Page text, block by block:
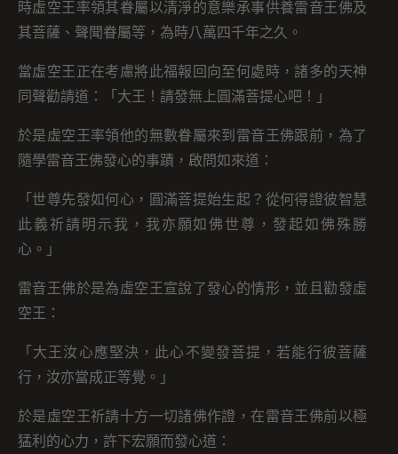
時虛空王率領其眷屬以清淨的意樂承事供養雷音王佛及
其菩薩、聲聞眷屬等，為時八萬四千年之久。
當虛空王正在考慮將此福報回向至何處時，諸多的天神
同聲勸請道：「大王！請發無上圓滿菩提心吧！」
於是虛空王率領他的無數眷屬來到雷音王佛跟前，為了
隨學雷音王佛發心的事蹟，啟問如來道：
「世尊先發如何心，圓滿菩提始生起？從何得證彼智慧
此義祈請明示我，我亦願如佛世尊，發起如佛殊勝
心。」
雷音王佛於是為虛空王宣說了發心的情形，並且勸發虛
空王：
「大王汝心應堅決，此心不變發菩提，若能行彼菩薩
行，汝亦當成正等覺。」
於是虛空王祈請十方一切諸佛作證，在雷音王佛前以極
猛利的心力，許下宏願而發心道：